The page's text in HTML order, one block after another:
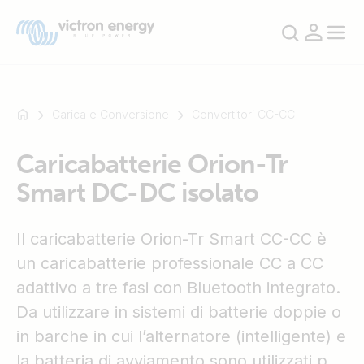
esempio
Multiplus-
Orion
XS
SmartShunt
Carica e Conversione Convertitori CC-CC
Caricabatterie Orion-Tr
Smart DC-DC isolato
Il caricabatterie Orion-Tr Smart CC-CC è
un caricabatterie professionale CC a CC
adattivo a tre fasi con Bluetooth integrato.
Da utilizzare in sistemi di batterie doppie o
in barche in cui l’alternatore (intelligente) e